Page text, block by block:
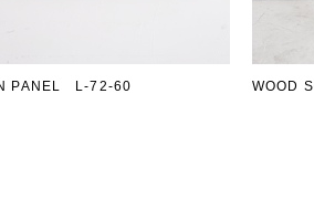
PANEL L-72-60 WOOD